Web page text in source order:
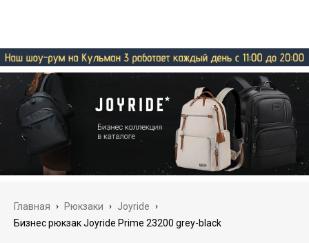
Главная › Рюкзаки › Joyride ›
Бизнес рюкзак Joyride Prime 23200 grey-black